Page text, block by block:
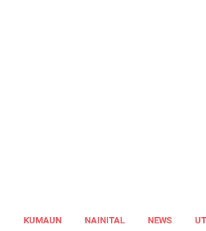
KUMAUN NAINITAL NEWS